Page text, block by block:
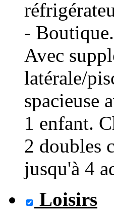
- Boutique.
Avec
latérale/
spacieuse
1 enfant.
2 doubles
jusqu'à 4
Loisirs